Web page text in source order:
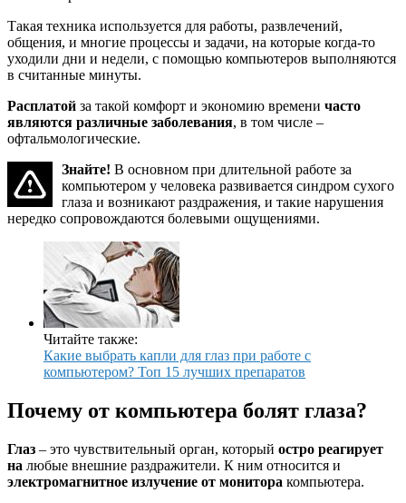
Такая техника используется для работы, развлечений,
общения, и многие процессы и задачи, на которые когда-то
уходили дни и недели, с помощью компьютеров выполняются
в считанные минуты.
Расплатой за такой комфорт и экономию времени часто
являются различные заболевания, в том числе –
офтальмологические.
Знайте! В основном при длительной работе за
компьютером у человека развивается синдром сухого
глаза и возникают раздражения, и такие нарушения
нередко сопровождаются болевыми ощущениями.
Читайте также:
Какие выбрать капли для глаз при работе с
компьютером? Топ 15 лучших препаратов
Почему от компьютера болят глаза?
Глаз – это чувствительный орган, который остро реагирует
на любые внешние раздражители. К ним относится и
электромагнитное излучение от монитора компьютера.